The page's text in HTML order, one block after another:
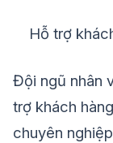
Hỗ trợ
Đội ngũ nhân
trợ khách
chuyên